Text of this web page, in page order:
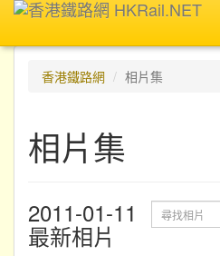
香港鐵路網
相片集
相片集
2011-01-11
最新相片